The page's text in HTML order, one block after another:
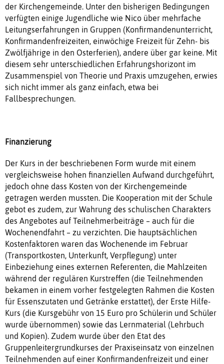
der Kirchengemeinde. Unter den bisherigen Bedingungen
verfügten einige Jugendliche wie Nico über mehrfache
Leitungserfahrungen in Gruppen (Konfirmandenunterricht,
Konfirmandenfreizeiten, einwöchige Freizeit für Zehn- bis
Zwölfjährige in den Osterferien), andere über gar keine. Mit
diesem sehr unterschiedlichen Erfahrungshorizont im
Zusammenspiel von Theorie und Praxis umzugehen, erwies
sich nicht immer als ganz einfach, etwa bei
Fallbesprechungen.
Finanzierung
Der Kurs in der beschriebenen Form wurde mit einem
vergleichsweise hohen finanziellen Aufwand durchgeführt,
jedoch ohne dass Kosten von der Kirchengemeinde
getragen werden mussten. Die Kooperation mit der Schule
gebot es zudem, zur Wahrung des schulischen Charakters
des Angebotes auf Teilnehmerbeiträge – auch für die
Wochenendfahrt – zu verzichten. Die hauptsächlichen
Kostenfaktoren waren das Wochenende im Februar
(Transportkosten, Unterkunft, Verpflegung) unter
Einbeziehung eines externen Referenten, die Mahlzeiten
während der regulären Kurstreffen (die Teilnehmenden
bekamen in einem vorher festgelegten Rahmen die Kosten
für Essenszutaten und Getränke erstattet), der Erste Hilfe-
Kurs (die Kursgebühr von 15 Euro pro Schülerin und Schüler
wurde übernommen) sowie das Lernmaterial (Lehrbuch
und Kopien). Zudem wurde über den Etat des
Gruppenleitergrundkurses der Praxiseinsatz von einzelnen
Teilnehmenden auf einer Konfirmandenfreizeit und einer